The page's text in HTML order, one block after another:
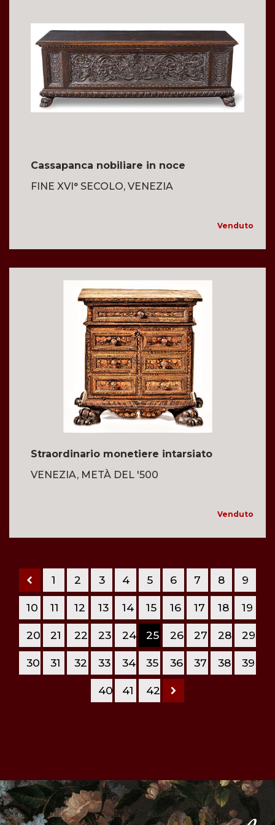
Cassapanca nobiliare in noce
FINE XVI° SECOLO, VENEZIA
Venduto
Straordinario monetiere intarsiato
VENEZIA, METÀ DEL '500
Venduto
1 2 3 4 5 6 7 8 9
10 11 12 13 14 15 16 17 18 19
20 21 22 23 24 25 26 27 28 29
30 31 32 33 34 35 36 37 38 39
40 41 42